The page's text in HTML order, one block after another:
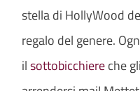
stella di HollyWood
regalo del genere.
ilsottobicchiereche